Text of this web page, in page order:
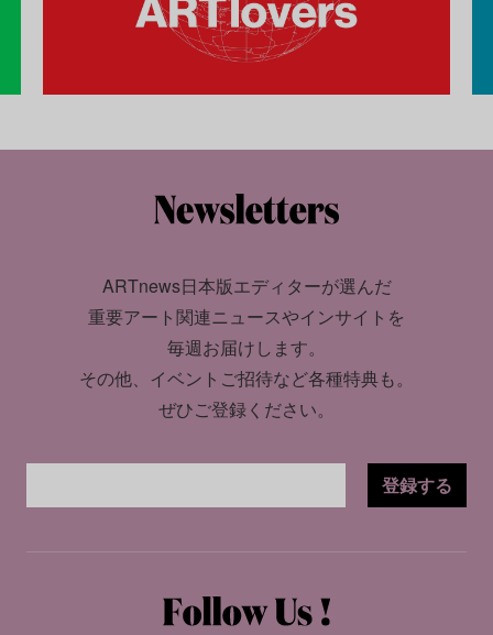
ARTnews日本版エディターが選んだ
重要アート関連ニュースやインサイトを
毎週お届けします。
その他、イベントご招待など各種特典も。
ぜひご登録ください。
登録する